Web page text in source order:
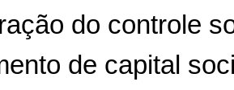
do controle
de capital